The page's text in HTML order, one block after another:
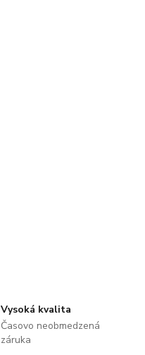
Vysoká kvalita
Časovo neobmedzená
záruka